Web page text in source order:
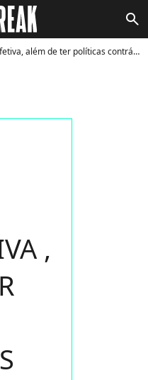
search
políticas contrárias aos direitos da mulher. - Foto
,